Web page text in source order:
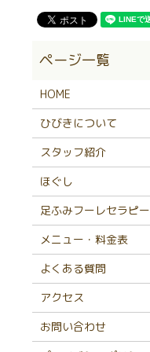
HOME
ひびきについて
スタッフ紹介
ほぐし
足ふみフーレセラピー
メニュー・料金表
よくある質問
アクセス
お問い合わせ